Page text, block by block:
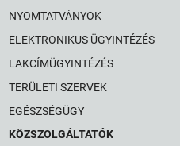
NYOMTATVÁNYOK
ELEKTRONIKUS ÜGYINTÉZÉS
LAKCÍMÜGYINTÉZÉS
TERÜLETI SZERVEK
EGÉSZSÉGÜGY
KÖZSZOLGÁLTATÓK